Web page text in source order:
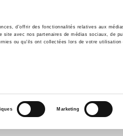
d'offrir des fonctionnalités relatives aux
avec nos partenaires de médias sociaux, de
ou qu'ils ont collectées lors de votre utilisation
Marketing
Histoire